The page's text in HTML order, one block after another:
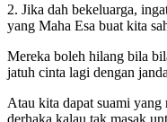
2. Jika dah bekeluarga,
yang Maha Esa buat kita
Mereka boleh hilang bila
jatuh cinta lagi dengan
Atau kita dapat suami
derhaka kalau tak masak